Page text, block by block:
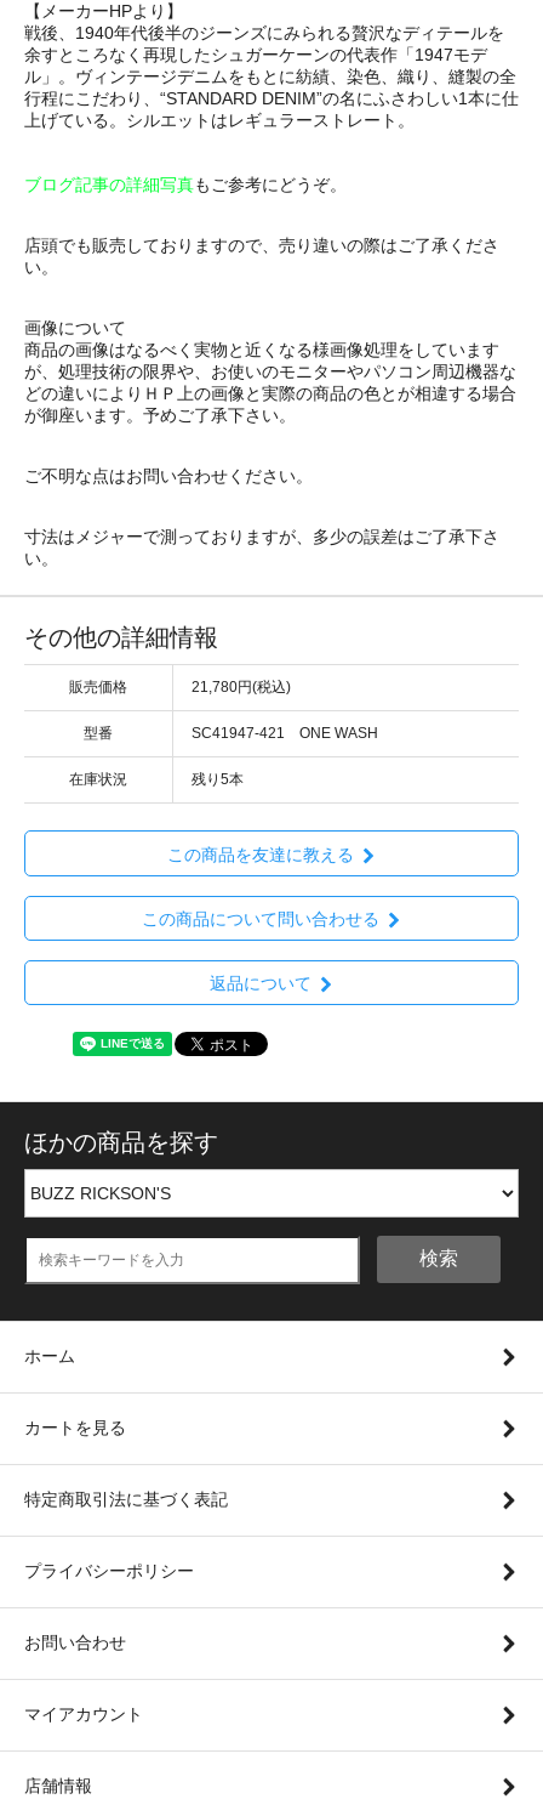
【メーカーHPより】
戦後、1940年代後半のジーンズにみられる贅沢なディテールを
余すところなく再現したシュガーケーンの代表作「1947モデ
ル」。ヴィンテージデニムをもとに紡績、染色、織り、縫製の全
行程にこだわり、“STANDARD DENIM”の名にふさわしい1本に仕
上げている。シルエットはレギュラーストレート。
ブログ記事の詳細写真もご参考にどうぞ。
店頭でも販売しておりますので、売り違いの際はご了承くださ
い。
画像について
商品の画像はなるべく実物と近くなる様画像処理をしています
が、処理技術の限界や、お使いのモニターやパソコン周辺機器な
どの違いによりＨＰ上の画像と実際の商品の色とが相違する場合
が御座います。予めご了承下さい。
ご不明な点はお問い合わせください。
寸法はメジャーで測っておりますが、多少の誤差はご了承下さ
い。
その他の詳細情報
販売価格 21,780円(税込)
型番 SC41947-421 ONE WASH
在庫状況 残り5本
この商品を友達に教える
この商品について問い合わせる
返品について
ほかの商品を探す
検索
ホーム
カートを見る
特定商取引法に基づく表記
プライバシーポリシー
お問い合わせ
マイアカウント
店舗情報